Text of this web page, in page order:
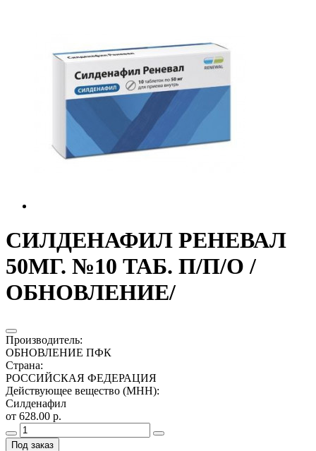
СИЛДЕНАФИЛ РЕНЕВАЛ
50МГ. №10 ТАБ. П/П/О /
ОБНОВЛЕНИЕ/
Производитель:
ОБНОВЛЕНИЕ ПФК
Страна:
РОССИЙСКАЯ ФЕДЕРАЦИЯ
Действующее вещество (МНН):
Силденафил
от 628.00 р.
Под заказ